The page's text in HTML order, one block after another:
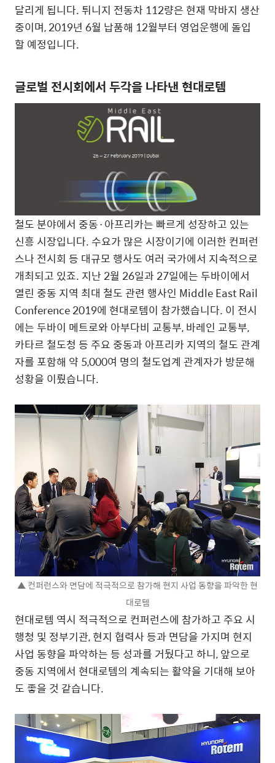
달리게 됩니다. 튀니지 전동차 112량은 현재 막바지 생산
중이며, 2019년 6월 납품해 12월부터 영업운행에 돌입
할 예정입니다.
글로벌 전시회에서 두각을 나타낸 현대로템
철도 분야에서 중동·아프리카는 빠르게 성장하고 있는
신흥 시장입니다. 수요가 많은 시장이기에 이러한 컨퍼런
스나 전시회 등 대규모 행사도 여러 국가에서 지속적으로
개최되고 있죠. 지난 2월 26일과 27일에는 두바이에서
열린 중동 지역 최대 철도 관련 행사인 Middle East Rail
Conference 2019에 현대로템이 참가했습니다. 이 전시
에는 두바이 메트로와 아부다비 교통부, 바레인 교통부,
카타르 철도청 등 주요 중동과 아프리카 지역의 철도 관계
자를 포함해 약 5,000여 명의 철도업계 관계자가 방문해
성황을 이뤘습니다.
▲ 컨퍼런스와 면담에 적극적으로 참가해 현지 사업 동향을 파악한 현
대로템
현대로템 역시 적극적으로 컨퍼런스에 참가하고 주요 시
행청 및 정부기관, 현지 협력사 등과 면담을 가지며 현지
사업 동향을 파악하는 등 성과를 거뒀다고 하니, 앞으로
중동 지역에서 현대로템의 계속되는 활약을 기대해 보아
도 좋을 것 같습니다.